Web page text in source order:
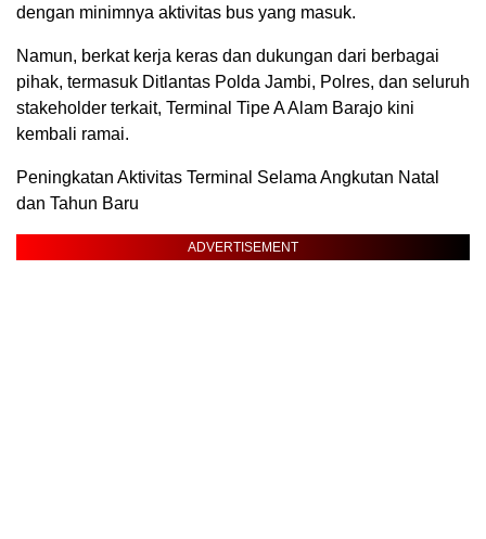
dengan minimnya aktivitas bus yang masuk.
Namun, berkat kerja keras dan dukungan dari berbagai
pihak, termasuk Ditlantas Polda Jambi, Polres, dan seluruh
stakeholder terkait, Terminal Tipe A Alam Barajo kini
kembali ramai.
Peningkatan Aktivitas Terminal Selama Angkutan Natal
dan Tahun Baru
ADVERTISEMENT